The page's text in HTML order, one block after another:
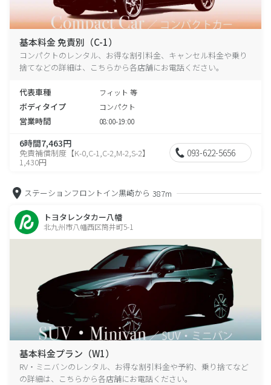
基本料金 免責別（C-1）
コンパクトのレンタル、お得な割引料金、キャンセル料金や乗り
捨てなどの詳細は、こちらから各店舗にお電話ください。
代表車種 フィット 等
ボディタイプ コンパクト
営業時間 08:00-19:00
6時間7,463円
免責補償制度【K-0,C-1,C-2,M-2,S-2】
1,430円
093-622-5656
ステーションフロントイン黒崎から 387m
トヨタレンタカー八幡
北九州市八幡西区筒井町5-1
基本料金プラン（W1）
RV・ミニバンのレンタル、お得な割引料金や予約、乗り捨てなど
の詳細は、こちらから各店舗にお電話ください。